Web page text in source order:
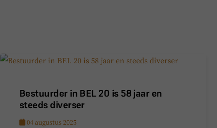
Bestuurder in BEL 20 is 58 jaar en
steeds diverser
04 augustus 2025